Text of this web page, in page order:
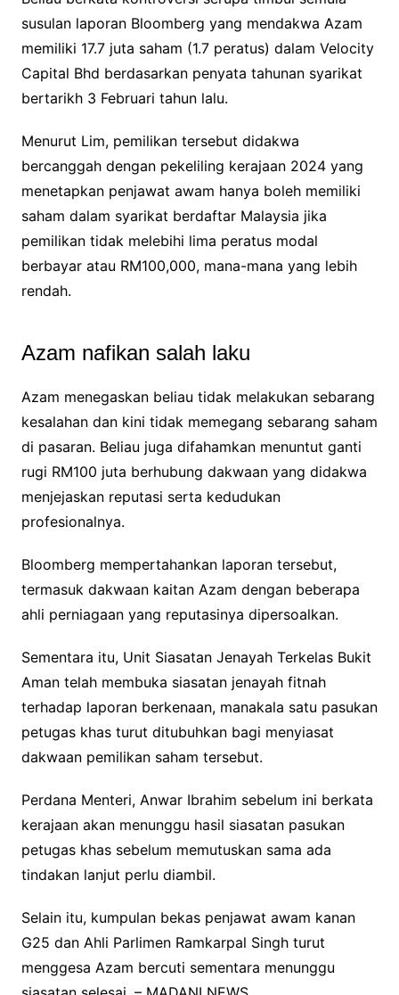
susulan laporan Bloomberg yang mendakwa Azam
memiliki 17.7 juta saham (1.7 peratus) dalam Velocity
Capital Bhd berdasarkan penyata tahunan syarikat
bertarikh 3 Februari tahun lalu.
Menurut Lim, pemilikan tersebut didakwa
bercanggah dengan pekeliling kerajaan 2024 yang
menetapkan penjawat awam hanya boleh memiliki
saham dalam syarikat berdaftar Malaysia jika
pemilikan tidak melebihi lima peratus modal
berbayar atau RM100,000, mana-mana yang lebih
rendah.
Azam nafikan salah laku
Azam menegaskan beliau tidak melakukan sebarang
kesalahan dan kini tidak memegang sebarang saham
di pasaran. Beliau juga difahamkan menuntut ganti
rugi RM100 juta berhubung dakwaan yang didakwa
menjejaskan reputasi serta kedudukan
profesionalnya.
Bloomberg mempertahankan laporan tersebut,
termasuk dakwaan kaitan Azam dengan beberapa
ahli perniagaan yang reputasinya dipersoalkan.
Sementara itu, Unit Siasatan Jenayah Terkelas Bukit
Aman telah membuka siasatan jenayah fitnah
terhadap laporan berkenaan, manakala satu pasukan
petugas khas turut ditubuhkan bagi menyiasat
dakwaan pemilikan saham tersebut.
Perdana Menteri, Anwar Ibrahim sebelum ini berkata
kerajaan akan menunggu hasil siasatan pasukan
petugas khas sebelum memutuskan sama ada
tindakan lanjut perlu diambil.
Selain itu, kumpulan bekas penjawat awam kanan
G25 dan Ahli Parlimen Ramkarpal Singh turut
menggesa Azam bercuti sementara menunggu